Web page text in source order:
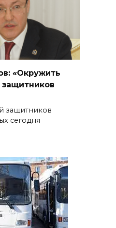
«Окружить
защитников
сегодня